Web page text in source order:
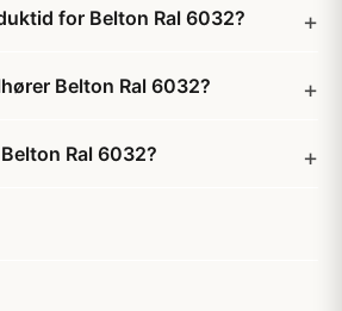
for Belton Ral 6032?
Belton Ral 6032?
Ral 6032?